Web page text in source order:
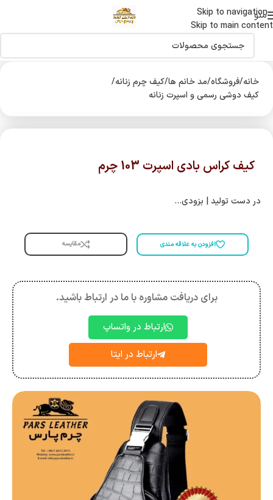
Skip to navigation
Skip to main content
اولین دارنده نشان حلال جهانی صنایع چرم درایران
منو
خانه/فروشگاه/مد خانم ها/کیف چرم زنانه/
کیف دوشی رسمی و اسپرت زنانه
کیف کراس بادی اسپرت 103 چرم
در دست تولید | بزودی…
افزودن به علاقه مندی مقایسه
برای دریافت مشاوره با ما در ارتباط باشید.
ارتباط در واتساپ
ارتباط در ایتا